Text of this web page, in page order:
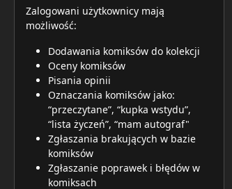
Zalogowani użytkownicy mają
możliwość:
Dodawania komiksów do kolekcji
Oceny komiksów
Pisania opinii
Oznaczania komiksów jako:
“przeczytane”, “kupka wstydu”,
“lista życzeń”, “mam autograf"
Zgłaszania brakujących w bazie
komiksów
Zgłaszanie poprawek i błędów w
komiksach